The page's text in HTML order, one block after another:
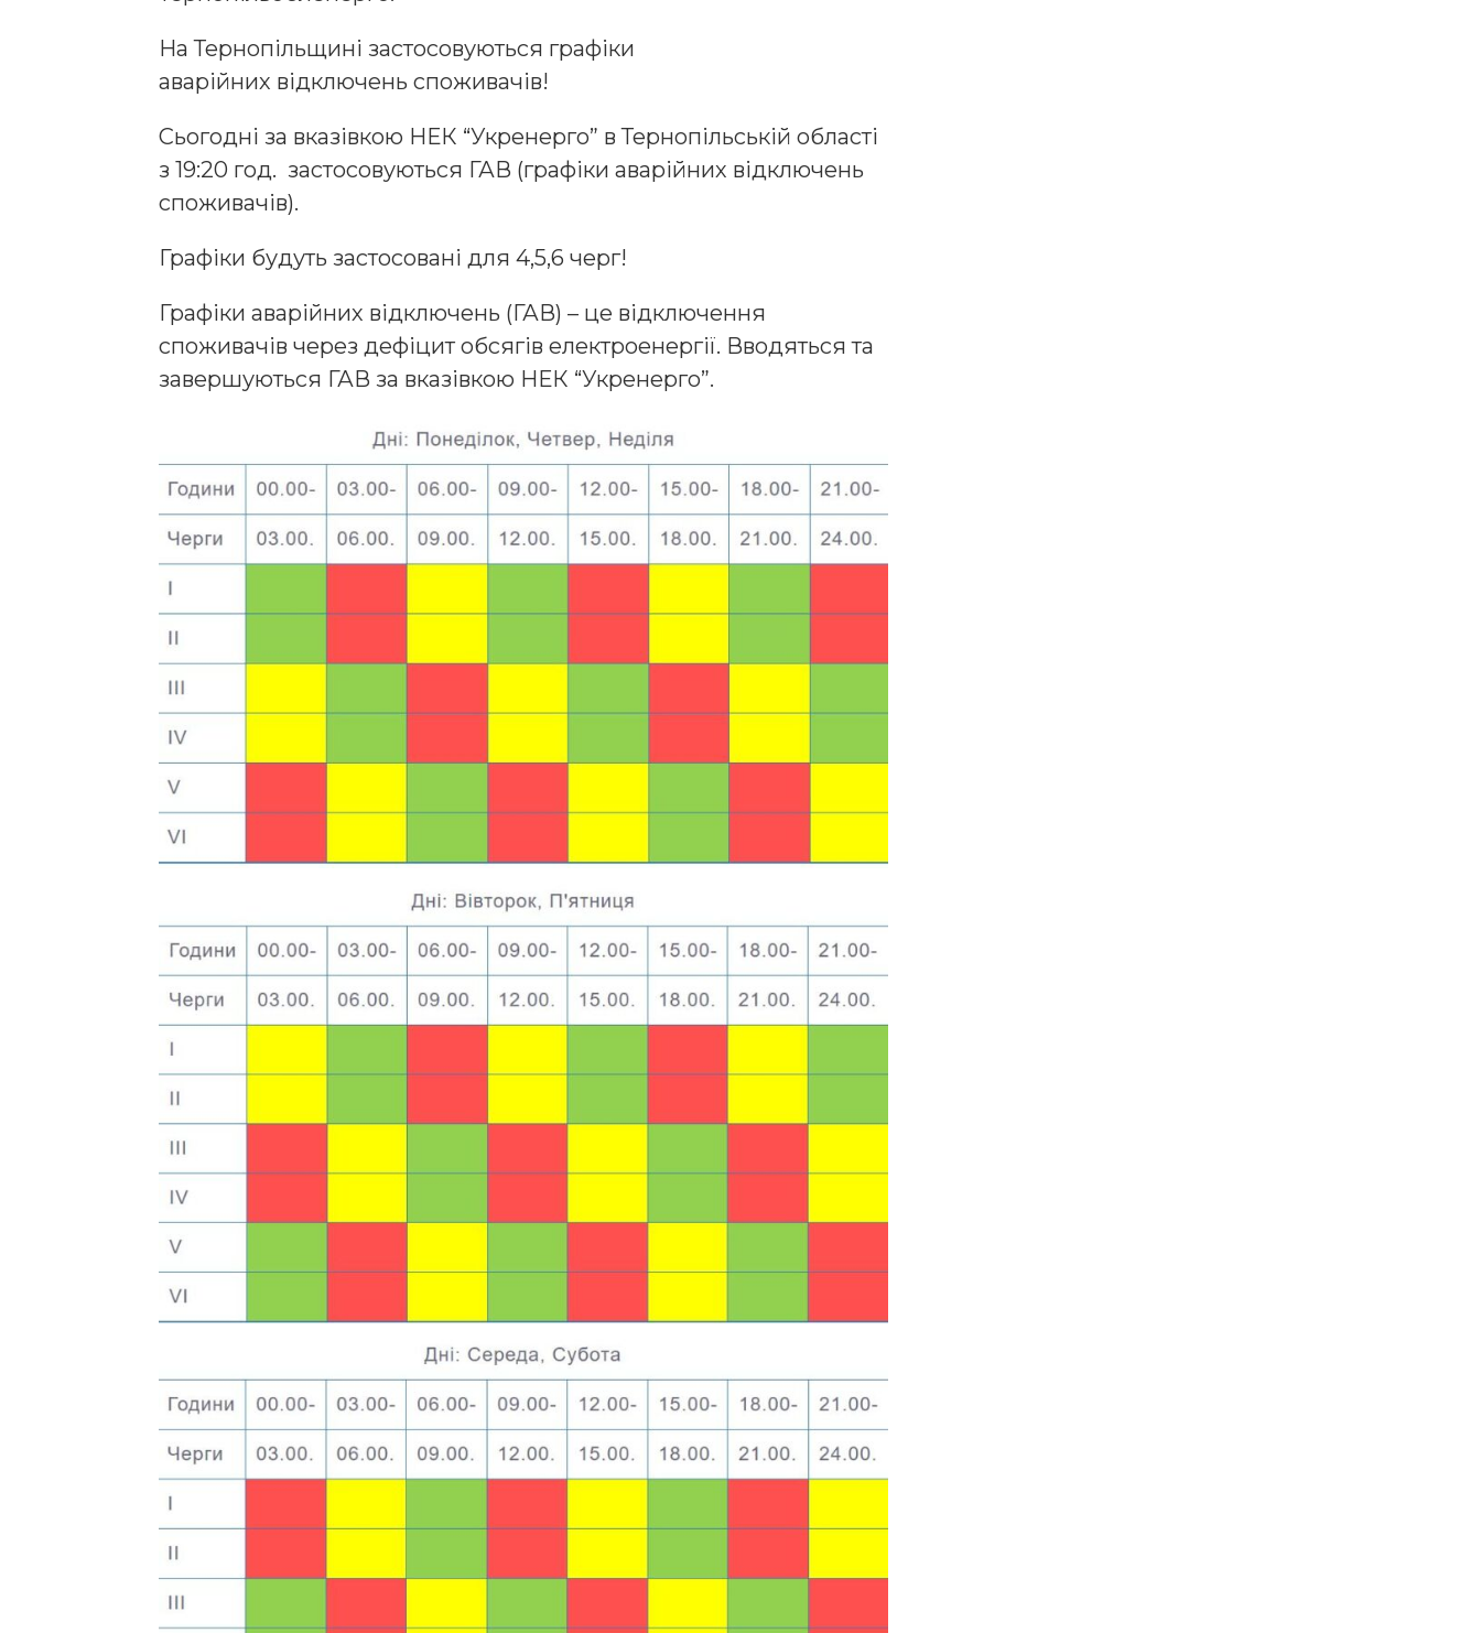
На Тернопільщині застосовуються графіки
аварійних відключень споживачів!
Сьогодні за вказівкою НЕК “Укренерго” в Тернопільській області
з 19:20 год. застосовуються ГАВ (графіки аварійних відключень
споживачів).
Графіки будуть застосовані для 4,5,6 черг!
Графіки аварійних відключень (ГАВ) – це відключення
споживачів через дефіцит обсягів електроенергії. Вводяться та
завершуються ГАВ за вказівкою НЕК “Укренерго”.